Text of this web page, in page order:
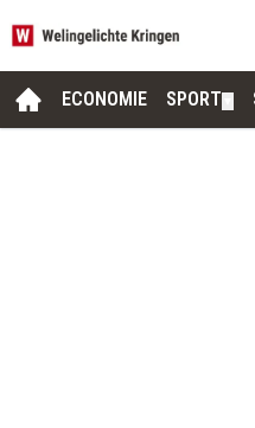
ECONOMIE SPORT